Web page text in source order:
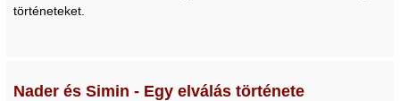
történeteket.
Nader és Simin - Egy elválás története